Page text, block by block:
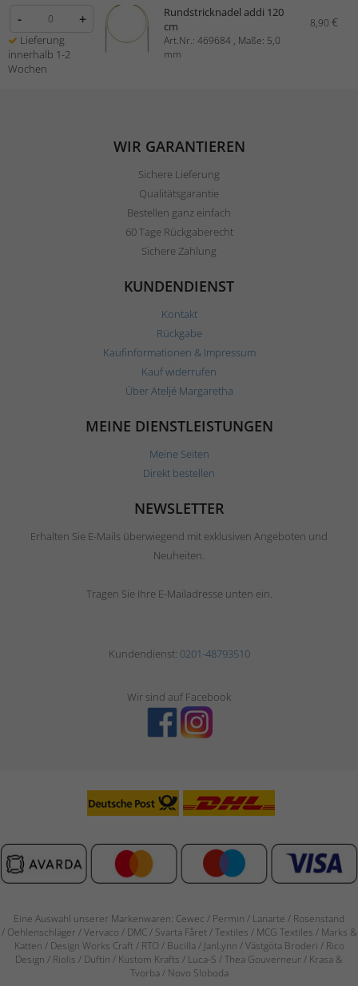
- +
Lieferung
innerhalb 1-2
Wochen
Rundstricknadel addi 120
cm
Art.Nr.: 469684 , Maße: 5,0
mm
8,90 €
WIR GARANTIEREN
Sichere Lieferung
Qualitätsgarantie
Bestellen ganz einfach
60 Tage Rückgaberecht
Sichere Zahlung
KUNDENDIENST
Kontakt
Rückgabe
Kaufinformationen & Impressum
Kauf widerrufen
Über Ateljé Margaretha
MEINE DIENSTLEISTUNGEN
Meine Seiten
Direkt bestellen
NEWSLETTER
Erhalten Sie E-Mails überwiegend mit exklusiven Angeboten und
Neuheiten.
Tragen Sie Ihre E-Mailadresse unten ein.
Kundendienst: 0201-48793510
Wir sind auf Facebook
Eine Auswahl unserer Markenwaren: Cewec / Permin / Lanarte / Rosenstand
/ Oehlenschläger / Vervaco / DMC / Svarta Fåret / Textiles / MCG Textiles / Marks &
Katten / Design Works Craft / RTO / Bucilla / JanLynn / Västgöta Broderi / Rico
Design / Riolis / Duftin / Kustom Krafts / Luca-S / Thea Gouverneur / Krasa &
Tvorba / Novo Sloboda